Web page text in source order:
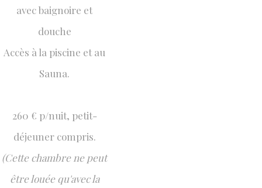
avec baignoire et
douche
Accès à la piscine et au
Sauna.
260 € p/nuit, petit-
déjeuner compris.
(Cette chambre ne peut
être louée qu'avec la